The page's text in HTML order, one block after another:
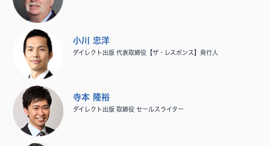
小川 忠洋
ダイレクト出版 代表取締役【ザ・レスポンス】発行人
寺本 隆裕
ダイレクト出版 取締役 セールスライター